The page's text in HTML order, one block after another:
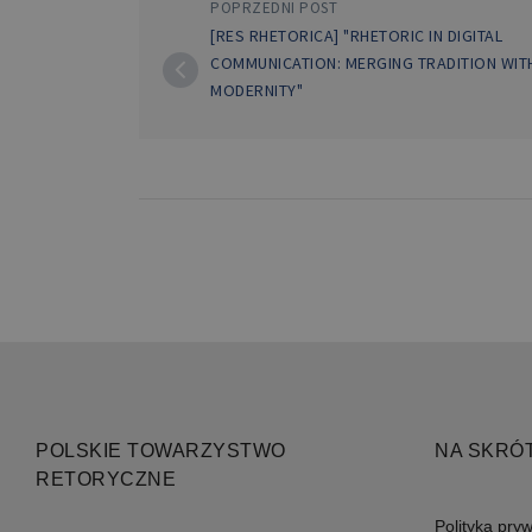
POPRZEDNI POST
[RES RHETORICA] "RHETORIC IN DIGITAL
COMMUNICATION: MERGING TRADITION
MODERNITY"
POLSKIE TOWARZYSTWO
RETORYCZNE
NA
Polityka
Niezbędne pliki cookie
kontem. Bez niezbędnych
pll_language